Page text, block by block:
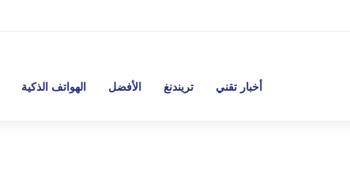
أخبار تقني تريندنغ الأفضل الهواتف الذكية